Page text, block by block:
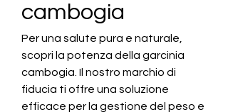
cambogia
Per una salute pura e naturale,
scopri la potenza della garcinia
cambogia. Il nostro marchio di
fiducia ti offre una soluzione
efficace per la gestione del peso e